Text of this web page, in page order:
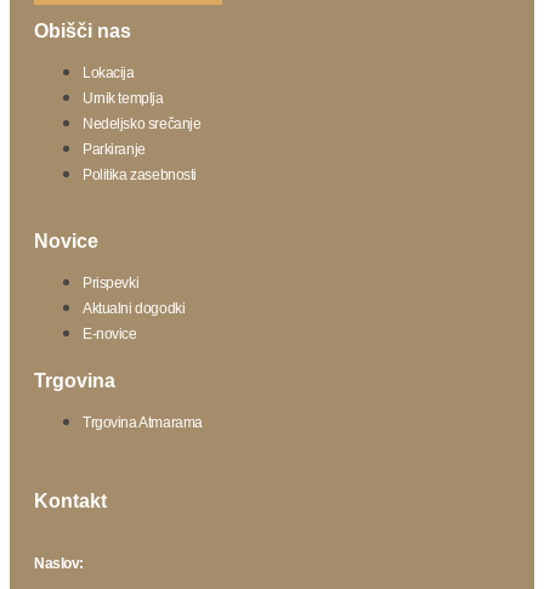
Obišči nas
Lokacija
Urnik templja
Nedeljsko srečanje
Parkiranje
Politika zasebnosti
Novice
Prispevki
Aktualni dogodki
E-novice
Trgovina
Trgovina Atmarama
Kontakt
Naslov: